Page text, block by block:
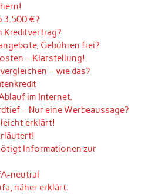
3.500 €?
Kreditvertrag?
Gebühren frei?
– Klarstellung!
– wie das?
im Internet.
– Nur eine Werbeaussage?
erklärt!
Informationen zur
neutral
näher erklärt.